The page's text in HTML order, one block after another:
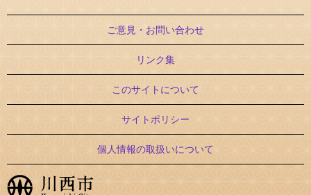
ご意見・お問い合わせ
リンク集
このサイトについて
サイトポリシー
個人情報の取扱いについて